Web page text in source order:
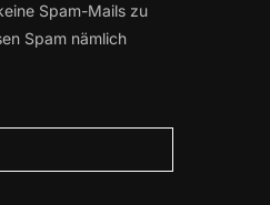
Spam-Mails zu
Spam nämlich